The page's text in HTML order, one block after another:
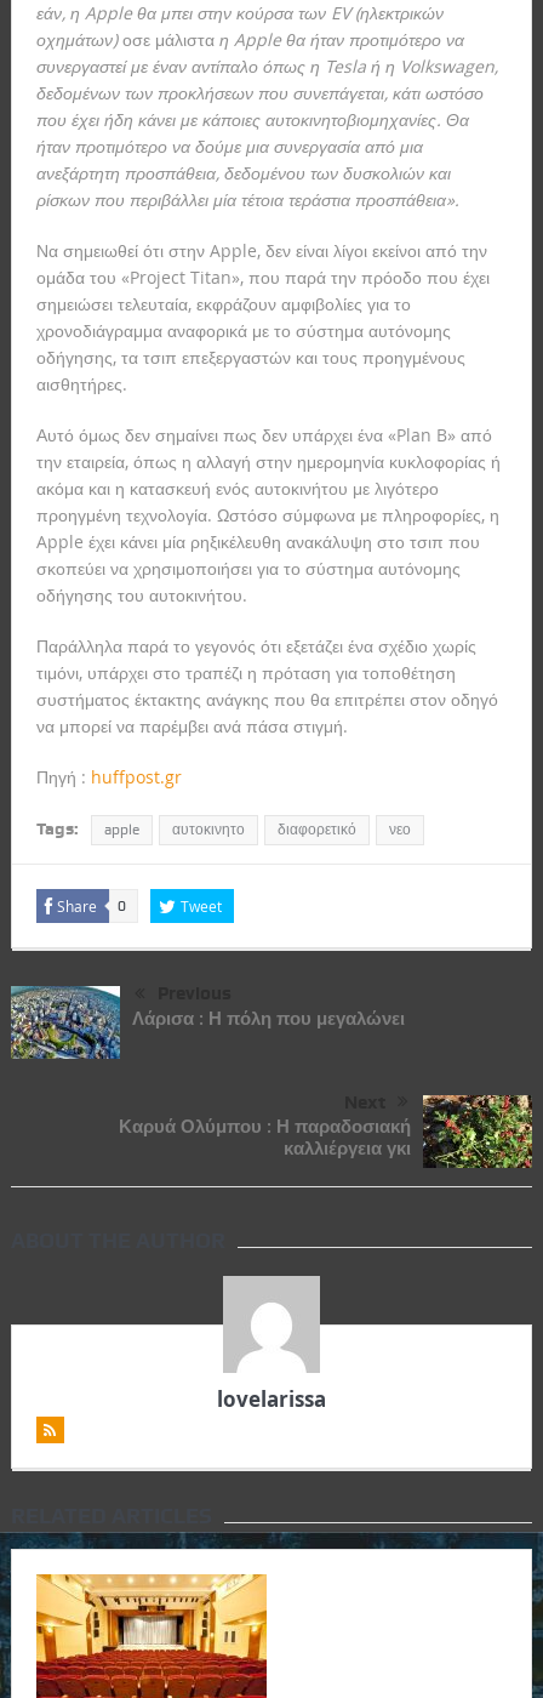
εάν, η Apple θα μπει στην κούρσα των EV (ηλεκτρικών
οχημάτων)οσε μάλιστα η Apple θα ήταν προτιμότερο να
συνεργαστεί με έναν αντίπαλο όπως η Tesla ή η Volkswagen,
δεδομένων των προκλήσεων που συνεπάγεται, κάτι ωστόσο
που έχει ήδη κάνει με κάποιες αυτοκινητοβιομηχανίες. Θα
ήταν προτιμότερο να δούμε μια συνεργασία από μια
ανεξάρτητη προσπάθεια, δεδομένου των δυσκολιών και
ρίσκων που περιβάλλει μία τέτοια τεράστια προσπάθεια».
Να σημειωθεί ότι στην Apple, δεν είναι λίγοι εκείνοι από την
ομάδα του «Project Titan», που παρά την πρόοδο που έχει
σημειώσει τελευταία, εκφράζουν αμφιβολίες για το
χρονοδιάγραμμα αναφορικά με το σύστημα αυτόνομης
οδήγησης, τα τσιπ επεξεργαστών και τους προηγμένους
αισθητήρες.
Αυτό όμως δεν σημαίνει πως δεν υπάρχει ένα «Plan B» από
την εταιρεία, όπως η αλλαγή στην ημερομηνία κυκλοφορίας ή
ακόμα και η κατασκευή ενός αυτοκινήτου με λιγότερο
προηγμένη τεχνολογία. Ωστόσο σύμφωνα με πληροφορίες, η
Apple έχει κάνει μία ρηξικέλευθη ανακάλυψη στο τσιπ που
σκοπεύει να χρησιμοποιήσει για το σύστημα αυτόνομης
οδήγησης του αυτοκινήτου.
Παράλληλα παρά το γεγονός ότι εξετάζει ένα σχέδιο χωρίς
τιμόνι, υπάρχει στο τραπέζι η πρόταση για τοποθέτηση
συστήματος έκτακτης ανάγκης που θα επιτρέπει στον οδηγό
να μπορεί να παρέμβει ανά πάσα στιγμή.
Πηγή : huffpost.gr
Tags: apple αυτοκινητο διαφορετικό νεο
Share 0 Tweet
Λάρισα : Η πόλη που μεγαλώνει
Καρυά Ολύμπου : Η παραδοσιακή
καλλιέργεια γκι
lovelarissa